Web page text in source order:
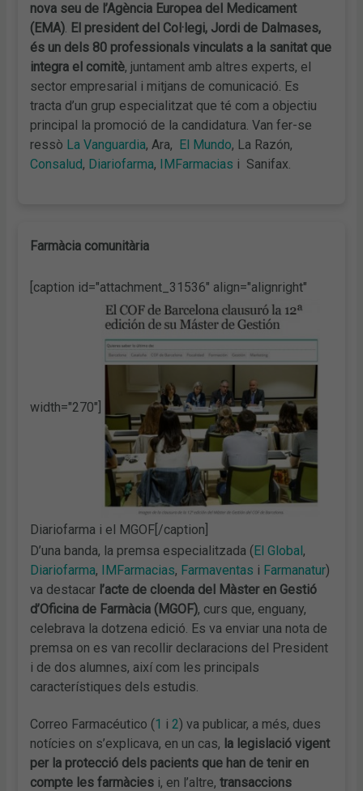
nova seu de l’Agència Europea del Medicament
(EMA). El president del Col·legi, Jordi de Dalmases,
és un dels 80 professionals vinculats a la sanitat que
integra el comitè, juntament amb altres experts, el
sector empresarial i mitjans de comunicació. Es
tracta d’un grup especialitzat que té com a objectiu
principal la promoció de la candidatura. Van fer-se
ressò La Vanguardia, Ara, El Mundo, La Razón,
Consalud, Diariofarma, IMFarmacias i Sanifax.
Farmàcia comunitària
[caption id="attachment_31536" align="alignright"
width="270"]
Diariofarma i el MGOF[/caption]
D’una banda, la premsa especialitzada (El Global,
Diariofarma, IMFarmacias, Farmaventas i Farmanatur)
va destacar l’acte de cloenda del Màster en Gestió
d’Oficina de Farmàcia (MGOF), curs que, enguany,
celebrava la dotzena edició. Es va enviar una nota de
premsa on es van recollir declaracions del President
i de dos alumnes, així com les principals
característiques dels estudis.
Correo Farmacéutico (1 i 2) va publicar, a més, dues
notícies on s’explicava, en un cas, la legislació vigent
per la protecció dels pacients que han de tenir en
compte les farmàcies i, en l’altre,transaccions